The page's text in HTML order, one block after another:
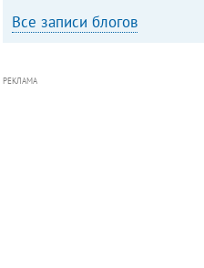
Все записи блогов
РЕКЛАМА